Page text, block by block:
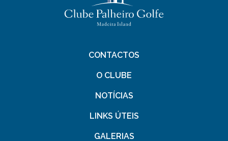
CONTACTOS
O CLUBE
NOTÍCIAS
LINKS ÚTEIS
GALERIAS